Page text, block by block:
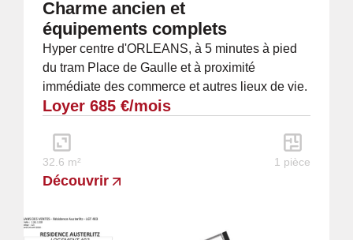
Charme ancien et
équipements complets
Hyper centre d'ORLEANS, à 5 minutes à pied
du tram Place de Gaulle et à proximité
immédiate des commerce et autres lieux de vie.
À louer superbe F1 meublé entièrement refait
Loyer 685 €/mois
32.6 m² 1 pièce
Découvrir